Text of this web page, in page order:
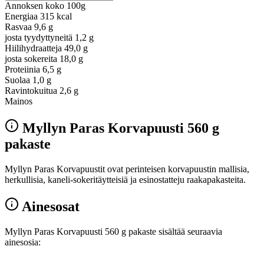
Annoksen koko 100g
Energiaa 315 kcal
Rasvaa 9,6 g
josta tyydyttyneitä 1,2 g
Hiilihydraatteja 49,0 g
josta sokereita 18,0 g
Proteiinia 6,5 g
Suolaa 1,0 g
Ravintokuitua 2,6 g
Mainos
Myllyn Paras Korvapuusti 560 g
pakaste
Myllyn Paras Korvapuustit ovat perinteisen korvapuustin mallisia,
herkullisia, kaneli-sokeritäytteisiä ja esinostatteju raakapakasteita.
Ainesosat
Myllyn Paras Korvapuusti 560 g pakaste sisältää seuraavia
ainesosia: